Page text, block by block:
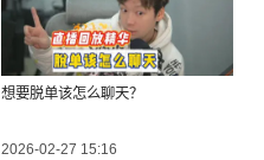
想要脱单该怎么聊天？
2026-02-27 15:16